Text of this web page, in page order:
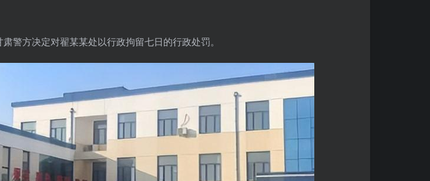
警方决定对翟某某处以行政拘留七日的行政处罚。